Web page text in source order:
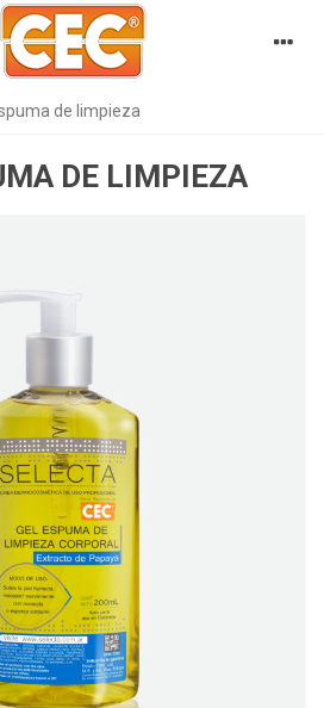
de limpieza
DE LIMPIEZA